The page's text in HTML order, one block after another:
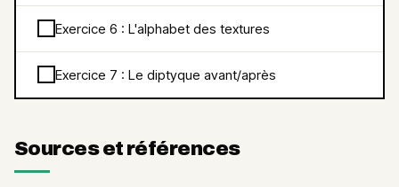
Exercice 6 : L'alphabet des textures
Exercice 7 : Le diptyque avant/après
Sources et références